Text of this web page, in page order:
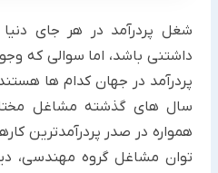
شغل پردرآمد در هر جای
داشتنی باشد، اما سوالی که
پردرآمد در جهان کدام ها
سال های گذشته مشاغل
همواره در صدر پردرآمدترین
توان مشاغل گروه مهندسی،